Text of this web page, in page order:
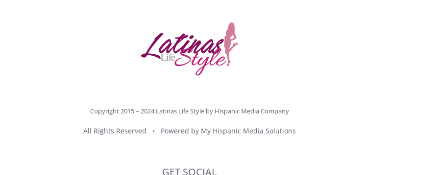
Copyright 2015 – 2024 Latinas Life Style by Hispanic Media Company
All Rights Reserved • Powered by My Hispanic Media Solutions
GET SOCIAL